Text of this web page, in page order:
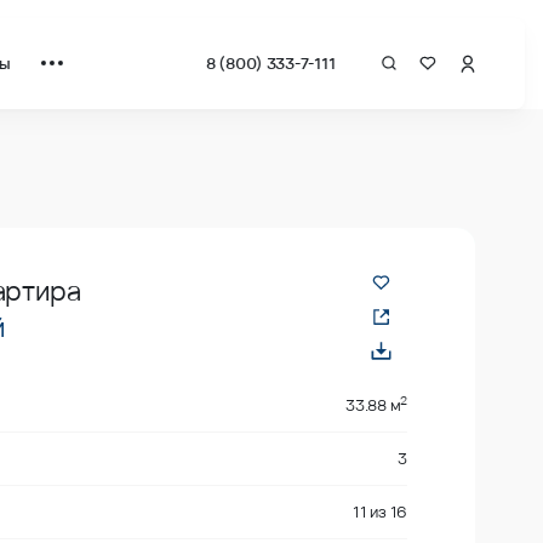
8 (800) 333-7-111
33.88 м2
3
11 из 16